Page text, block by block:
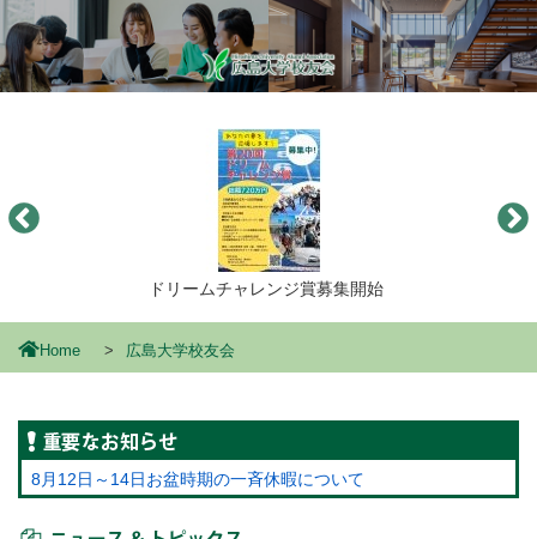
ドリームチャレンジ賞募集開始
Home 広島大学校友会
8月12日～14日お盆時期の一斉休暇について